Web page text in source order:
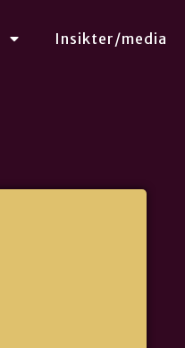
Insikter/media